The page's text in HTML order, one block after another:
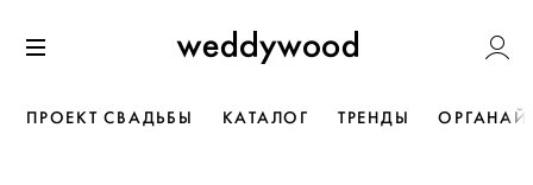
к содержанию
Weddywood
ПРОЕКТ СВАДЬБЫ КАТАЛОГ ТРЕНДЫ